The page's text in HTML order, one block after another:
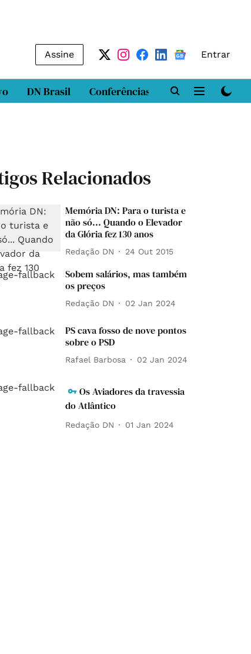
Assine Entrar
DN Brasil Conferências DN LAB
Relacionados
Memória DN: Para o turista e
não só... Quando o Elevador
da Glória fez 130 anos
Redação DN 24 Out 2015
Sobem salários, mas também
os preços
Redação DN 02 Jan 2024
PS cava fosso de nove pontos
sobre o PSD
Rafael Barbosa 02 Jan 2024
Os Aviadores da travessia
do Atlântico
Redação DN 01 Jan 2024